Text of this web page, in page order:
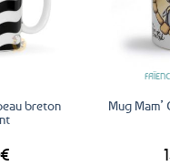
Ajouter
aux
favoris
breton
€
Mug Mam’